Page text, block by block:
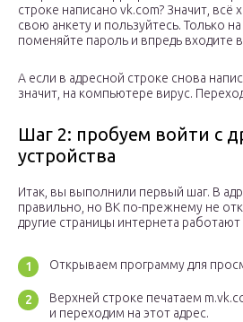
строке написано vk.com? Значит,
свою анкету и пользуйтесь. Только на
поменяйте пароль и впредь входите
А если в адресной строке снова
значит, на компьютере вирус.
Шаг 2: пробуем войти с
устройства
Итак, вы выполнили первый шаг. В
правильно, но ВК по-прежнему не
другие страницы интернета
Открываем программу для
Верхней строке печатаем
и переходим на этот адрес.